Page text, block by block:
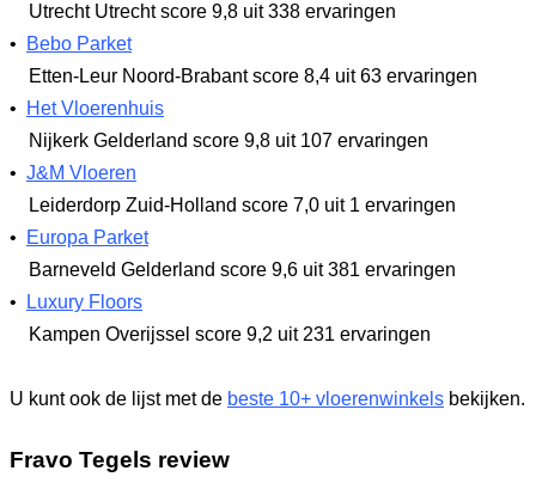
Utrecht Utrechtscore 9,8 uit 338 ervaringen
•
Bebo Parket
Etten-Leur Noord-Brabantscore 8,4 uit 63 ervaringen
•
Het Vloerenhuis
Nijkerk Gelderland score 9,8 uit 107 ervaringen
• J&M Vloeren
Leiderdorp Zuid-Holland score 7,0 uit 1 ervaringen
•
Europa Parket
Barneveld Gelderland score 9,6 uit 381 ervaringen
•
Luxury Floors
Kampen Overijssel score 9,2 uit 231 ervaringen
U kunt ook de lijst met de beste 10+ vloerenwinkels bekijken.
Fravo Tegels review